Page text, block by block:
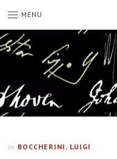
MENU
In BOCCHERINI, LUIGI